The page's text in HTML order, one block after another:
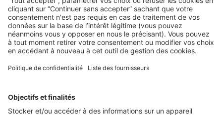
Dans des grandes métropoles telles Bordeaux, Lyon ou
Nantes, les prix des appartements anciens augmentent
toujours rapidement ...